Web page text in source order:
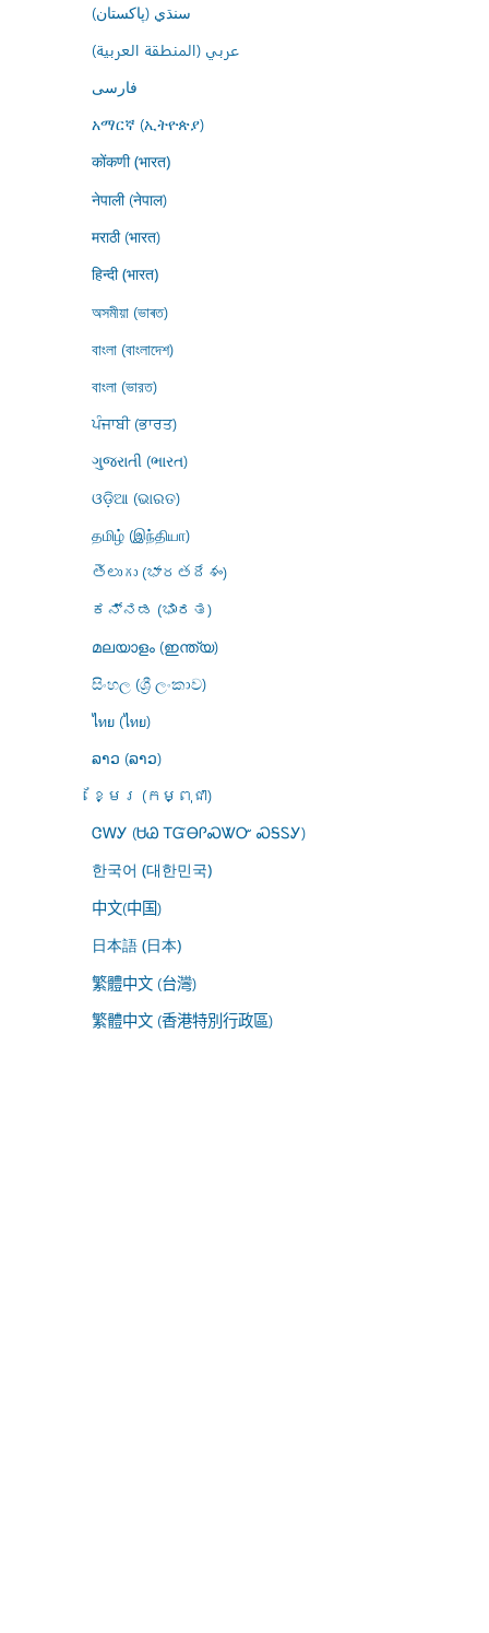
سنڌي (پاکستان)
عربي (المنطقة العربية)
فارسى
አማርኛ (ኢትዮጵያ)
कोंकणी (भारत)
नेपाली (नेपाल)
मराठी (भारत)
हिन्दी (भारत)
অসমীয়া (ভাৰত)
বাংলা (বাংলাদেশ)
বাংলা (ভারত)
ਪੰਜਾਬੀ (ਭਾਰਤ)
ગુજરાતી (ભારત)
ଓଡ଼ିଆ (ଭାରତ)
தமிழ் (இந்தியா)
తెలుగు (భారతదేశం)
ಕನ್ನಡ (ಭಾರತ)
മലയാളം (ഇന്ത്യ)
සිංහල (ශ්‍රී ලංකාව)
ไทย (ไทย)
ລາວ (ລາວ)
ខ្មែរ (កម្ពុជា)
ᏣᎳᎩ (ᏌᏊ ᎢᏳᎾᎵᏍᏔᏅ ᏍᎦᏚᎩ)
한국어 (대한민국)
中文(中国)
日本語 (日本)
繁體中文 (台灣)
繁體中文 (香港特別行政區)